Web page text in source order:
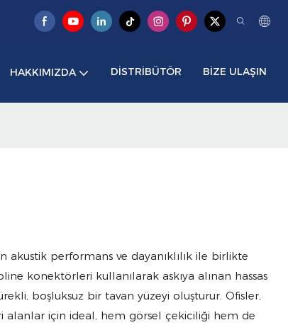
HAKKIMIZDA DISTRIBÜTÖR BIZE ULAŞIN
akustik performans ve dayanıklılık ile birlikte
konektörleri kullanılarak askıya alınan hassas
boşluksuz bir tavan yüzeyi oluşturur. Ofisler,
için ideal, hem görsel çekiciliği hem de